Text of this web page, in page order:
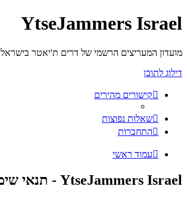
YtseJammers Israel
מועדון המעריצים הרשמי של דרים ת'יאטר בישראל
דילוג לתוכן
קישורים מהירים
שאלות נפוצות
התחברות
עמוד ראשי
YtseJammers Israel - תנאי שימוש